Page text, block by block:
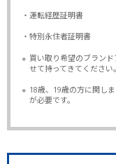
・運転経歴証明書
・特別永住者証明書
※ 買い取り希望のブラン
せて持ってきてください。
※ 18歳、19歳の方に関し
が必要です。